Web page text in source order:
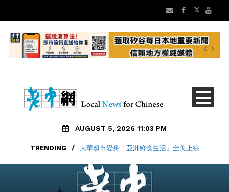
AUGUST 5, 2026 11:03 PM
TRENDING / 大華超市變身「亞洲鮮食生活」全美上線